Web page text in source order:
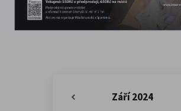
Září 2024